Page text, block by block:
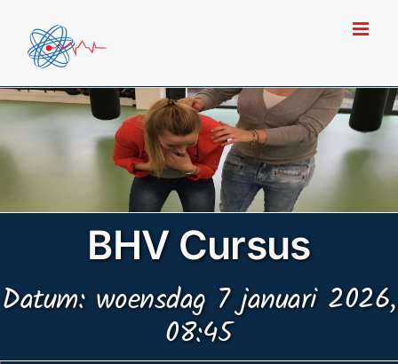
naar
inhoud
BHV Cursus
Datum: woensdag 7 januari 2026,
08:45